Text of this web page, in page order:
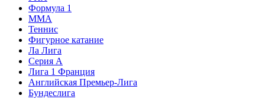
Формула 1
MMA
Теннис
Фигурное катание
Ла Лига
Серия А
Лига 1 Франция
Английская Премьер-Лига
Бундеслига